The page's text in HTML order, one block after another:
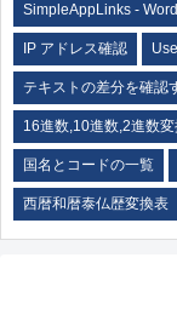
SimpleAppLinks -
IP アドレス確認
テキストの差分を確認
16進数,10進数,2進数
国名とコードの一覧
西暦和暦泰仏歴変換表